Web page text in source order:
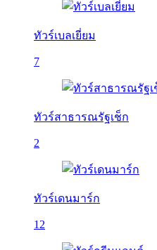
ทัวร์เบลเยี่ยม
7
ทัวร์สาธารณรัฐเช็ก
2
ทัวร์เดนมาร์ก
12